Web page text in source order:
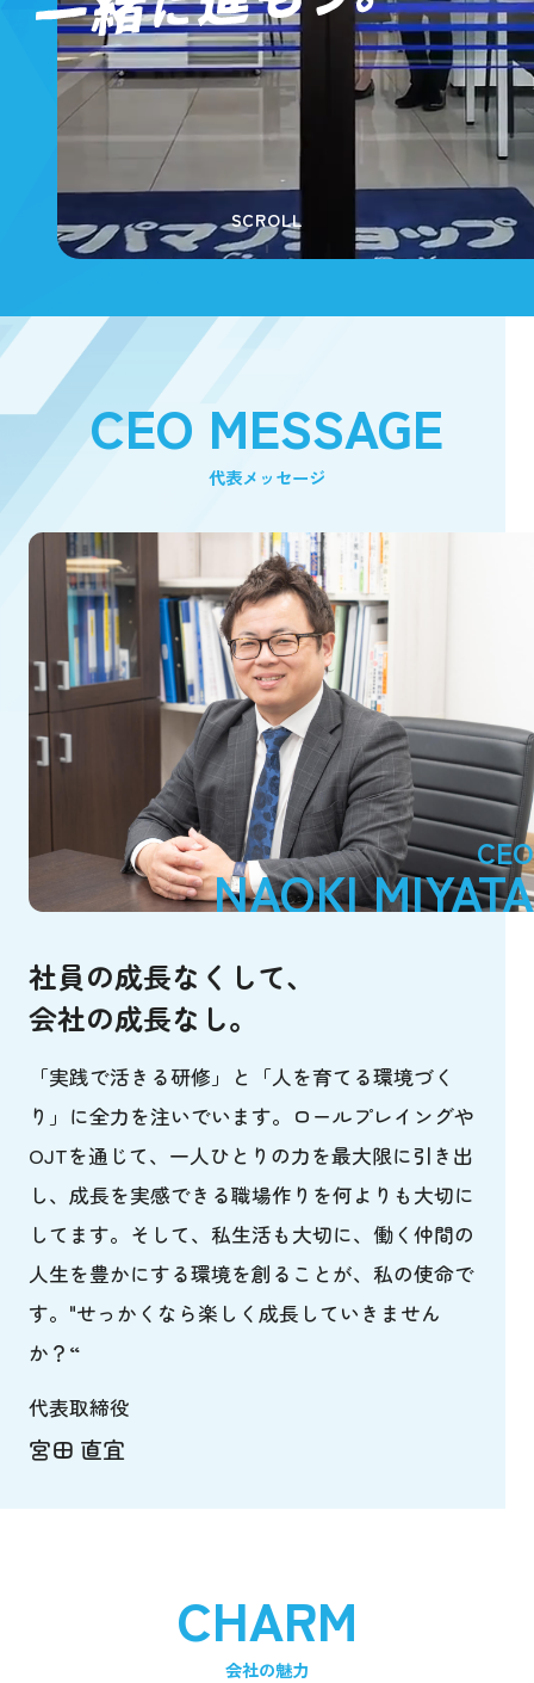
SCROLL
CEO MESSAGE
代表メッセージ
CEO
NAOKI MIYATA
社員の成長なくして、
会社の成長なし。
「実践で活きる研修」と「人を育てる環境づく
り」に全力を注いでいます。ロールプレイングや
OJTを通じて、一人ひとりの力を最大限に引き出
し、成長を実感できる職場作りを何よりも大切に
してます。そして、私生活も大切に、働く仲間の
人生を豊かにする環境を創ることが、私の使命で
す。"せっかくなら楽しく成長していきません
か？“
代表取締役
宮田 直宜
CHARM
会社の魅力